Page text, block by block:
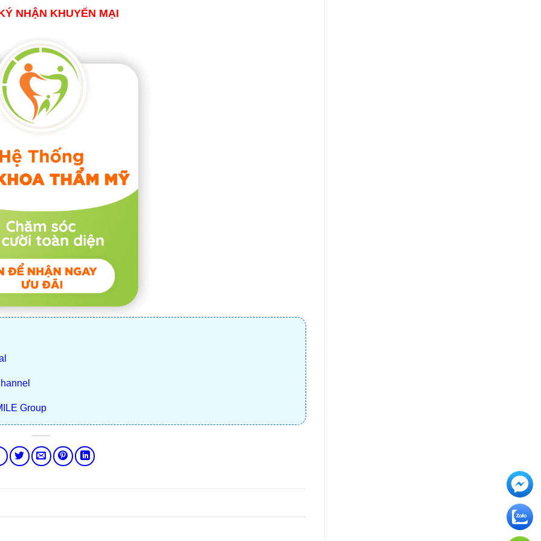
NHẬN KHUYẾN MẠI
Group